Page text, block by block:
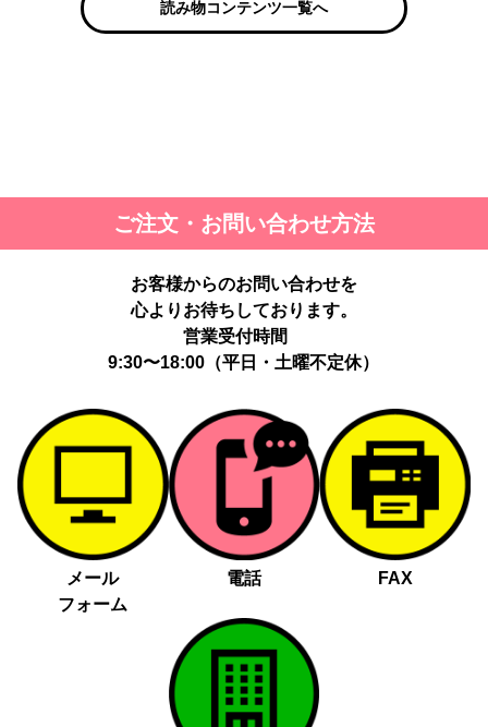
読み物コンテンツ一覧へ
ご注文・お問い合わせ方法
お客様からのお問い合わせを
心よりお待ちしております。
営業受付時間
9:30〜18:00（平日・土曜不定休）
メール
フォーム
電話 FAX